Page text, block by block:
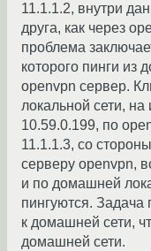
11.1.1.2, внутри
друга, как через
проблема
которого пинги из
openvpn сервер.
локальной сети,
10.59.0.199, по
11.1.1.3, со
серверу openvpn,
и по домашней
пингуются. Задача
к домашней сети,
домашней сети.